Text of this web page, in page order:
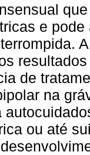
e
de
na
ou até